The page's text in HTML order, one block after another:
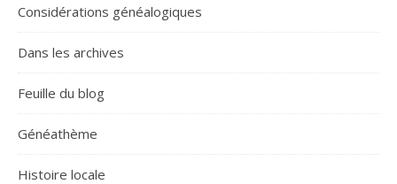
Considérations généalogiques
Dans les archives
Feuille du blog
Généathème
Histoire locale